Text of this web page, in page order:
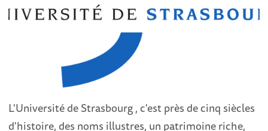
L'Université de Strasbourg , c'est près de cinq siècles
d'histoire, des noms illustres, un patrimoine riche,